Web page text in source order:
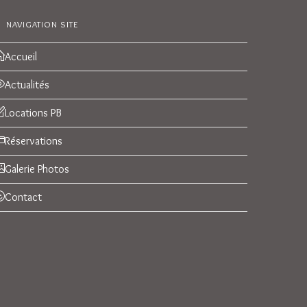
NAVIGATION SITE
Accueil
Actualités
Locations PB
Réservations
Galerie Photos
Contact